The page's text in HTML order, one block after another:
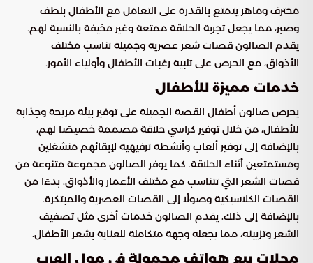
محترف وماهر يتمتع بالقدرة على التعامل مع الأطفال بلطف
وصبر، مما يجعل تجربة الحلاقة ممتعة وغير مخيفة بالنسبة لهم.
يقدم الصالون قصات شعر عصرية وجميلة تناسب مختلف
الأذواق، مع الحرص على تلبية رغبات الأطفال وأولياء الأمور.
خدمات مميزة للأطفال
يحرص صالون أطفال القصة الجميلة على توفير بيئة مريحة وجذابة
للأطفال، من خلال توفير كراسي حلاقة مصممة خصيصًا لهم،
بالإضافة إلى توفير ألعاب وأنشطة ترفيهية لإبقائهم منشغلين
ومستمتعين أثناء الحلاقة. كما يوفر الصالون مجموعة متنوعة من
قصات الشعر التي تتناسب مع مختلف الأعمار والأذواق، بدءًا من
القصات الكلاسيكية وصولًا إلى القصات العصرية والمبتكرة.
بالإضافة إلى ذلك، يقدم الصالون خدمات أخرى مثل تصفيف
الشعر وتزيينه، مما يجعله وجهة متكاملة للعناية بشعر الأطفال.
محلات بيع هواتف محمولة في مول العرب